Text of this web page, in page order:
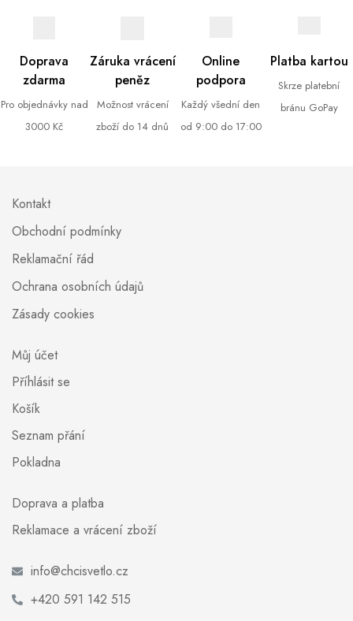
Doprava
zdarma
Pro objednávky nad
3000 Kč
Záruka vrácení
peněz
Možnost vrácení
zboží do 14 dnů
Online
podpora
Každý všední den
od 9:00 do 17:00
Platba kartou
Skrze platební
bránu GoPay
Kontakt
Obchodní podmínky
Reklamační řád
Ochrana osobních údajů
Zásady cookies
Můj účet
Příhlásit se
Košík
Seznam přání
Pokladna
Doprava a platba
Reklamace a vrácení zboží
info@chcisvetlo.cz
+420 591 142 515